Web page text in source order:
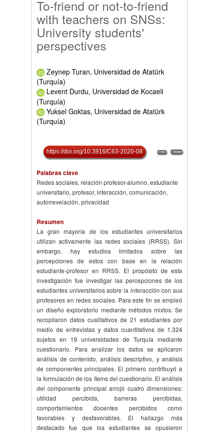
To-friend or not-to-friend
with teachers on SNSs:
University students'
perspectives
Zeynep Turan, Universidad de Atatürk
(Turquía)
Levent Durdu, Universidad de Kocaeli
(Turquía)
Yuksel Goktas, Universidad de Atatürk
(Turquía)
https://doi.org/10.3916/C63-2020-08
Palabras clave
Redes sociales, relación profesor-alumno, estudiante
universitario, profesor, interacción, comunicación,
autorrevelación, privacidad
Resumen
La gran mayoría de los estudiantes universitarios
utilizan activamente las redes sociales (RRSS). Sin
embargo, hay estudios limitados sobre las
percepciones de estos con base en la relación
estudiante-profesor en RRSS. El propósito de esta
investigación fue investigar las percepciones de los
estudiantes universitarios sobre la interacción con sus
profesores en redes sociales. Para este fin se empleó
un diseño exploratorio mediante métodos mixtos. Se
recopilaron datos cualitativos de 21 estudiantes por
medio de entrevistas y datos cuantitativos de 1.324
sujetos en 19 universidades de Turquía mediante
cuestionario. Para analizar los datos se aplicaron
análisis de contenido, análisis descriptivo, y análisis
de componentes principales. El primero contribuyó a
la formulación de los ítems del cuestionario. El análisis
del componente principal arrojó cuatro dimensiones:
utilidad percibida, barreras percibidas,
comportamientos docentes percibidos como
favorables y desfavorables. El hallazgo más
destacado fue que los estudiantes se opusieron